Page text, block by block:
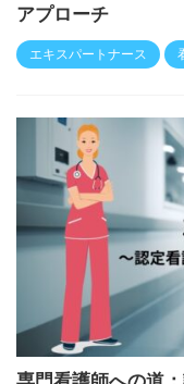
アプローチ
エキスパートナース